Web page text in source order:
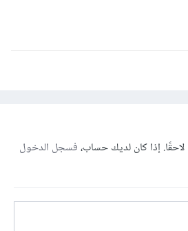
إذا كان لديك حساب،فسجل الدخول